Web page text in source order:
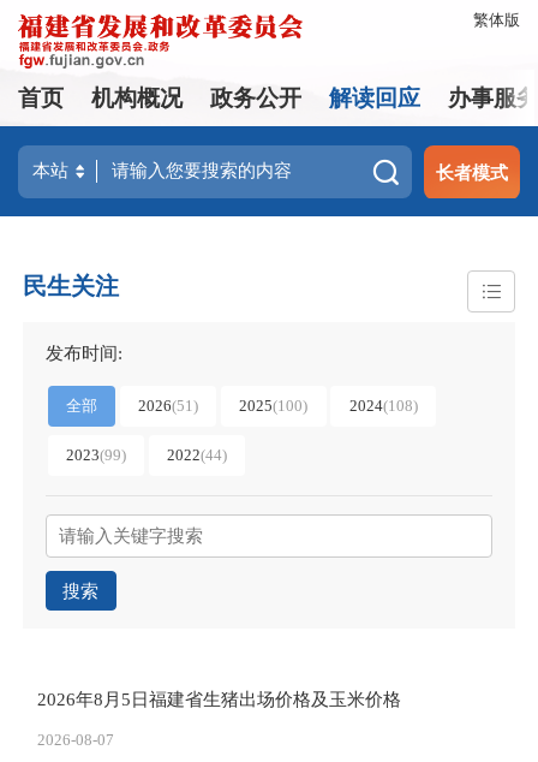
繁体版
首页 机构概况 政务公开 解读回应 办事服
长者模式
民生关注
发布时间:
全部 2026(51) 2025(100) 2024(108)
2023(99) 2022(44)
搜索
2026年8月5日福建省生猪出场价格及玉米价格
2026-08-07